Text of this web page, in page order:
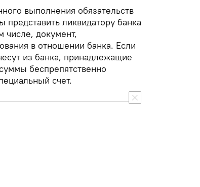
выполнения обязательств
ликвидатору банка
числе, документ,
в отношении банка. Если
из банка, принадлежащие
беспрепятственно
счет.